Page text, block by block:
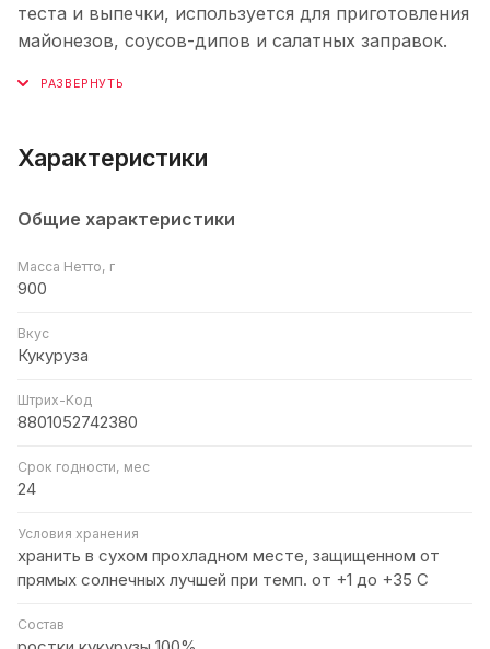
теста и выпечки, используется для приготовления
майонезов, соусов-дипов и салатных заправок.
Характеристики
Общие характеристики
Масса Нетто, г
900
Вкус
Кукуруза
Штрих-Код
8801052742380
Срок годности, мес
24
Условия хранения
хранить в сухом прохладном месте, защищенном от
прямых солнечных лучшей при темп. от +1 до +35 С
Состав